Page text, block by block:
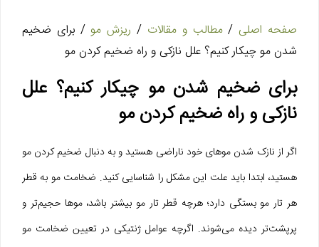
صفحه اصلی /مطالب و مقالات / ریزش مو / برای ضخیم
شدن مو چیکار کنیم؟ علل نازکی و راه ضخیم کردن مو
برای ضخیم شدن مو چیکار کنیم؟ علل
نازکی و راه ضخیم کردن مو
اگر از نازک شدن موهای خود ناراضی هستید و به دنبال ضخیم کردن مو
هستید، ابتدا باید علت این مشکل را شناسایی کنید. ضخامت مو به قطر
هر تار مو بستگی دارد؛ هرچه قطر تار مو بیشتر باشد، موها حجیم‌تر و
پرپشت‌تر دیده می‌شوند. اگرچه عوامل ژنتیکی در تعیین ضخامت مو